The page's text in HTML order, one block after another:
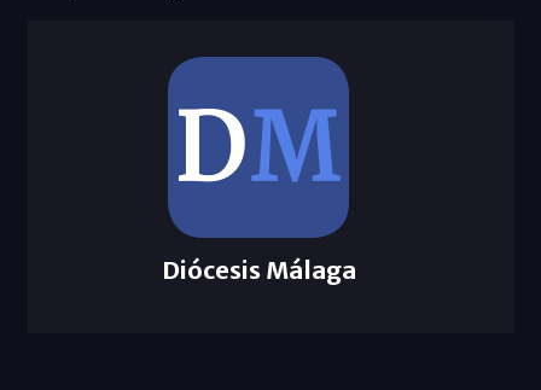
Diócesis Málaga